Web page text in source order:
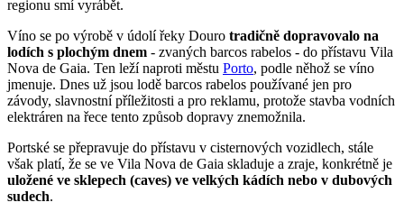
regionu smí vyrábět.
Víno se po výrobě v údolí řeky Douro tradičně dopravovalo na
lodích s plochým dnem - zvaných barcos rabelos - do přístavu Vila
Nova de Gaia. Ten leží naproti městu Porto, podle něhož se víno
jmenuje. Dnes už jsou lodě barcos rabelos používané jen pro
závody, slavnostní příležitosti a pro reklamu, protože stavba vodních
elektráren na řece tento způsob dopravy znemožnila.
Portské se přepravuje do přístavu v cisternových vozidlech, stále
však platí, že se ve Vila Nova de Gaia skladuje a zraje, konkrétně je
uložené ve sklepech (caves) ve velkých kádích nebo v dubových
sudech.